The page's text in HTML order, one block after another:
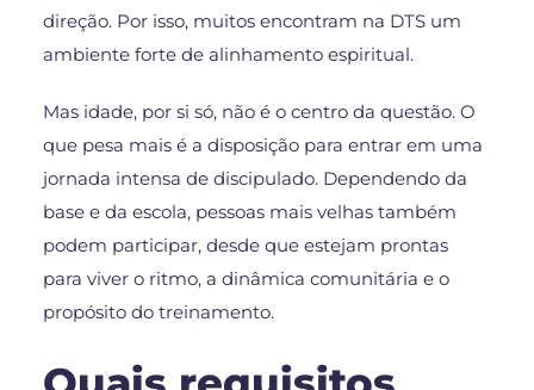
direção. Por isso, muitos encontram na DTS um
ambiente forte de alinhamento espiritual.
Mas idade, por si só, não é o centro da questão. O
que pesa mais é a disposição para entrar em uma
jornada intensa de discipulado. Dependendo da
base e da escola, pessoas mais velhas também
podem participar, desde que estejam prontas
para viver o ritmo, a dinâmica comunitária e o
propósito do treinamento.